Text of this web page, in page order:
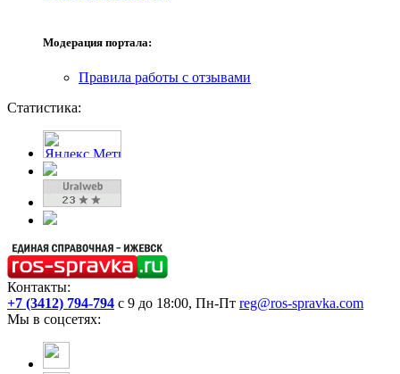
Модерация портала:
Правила работы с отзывами
Статистика:
Контакты:
+7 (3412) 794-794 с 9 до 18:00, Пн-Пт reg@ros-spravka.com
Мы в соцсетях: